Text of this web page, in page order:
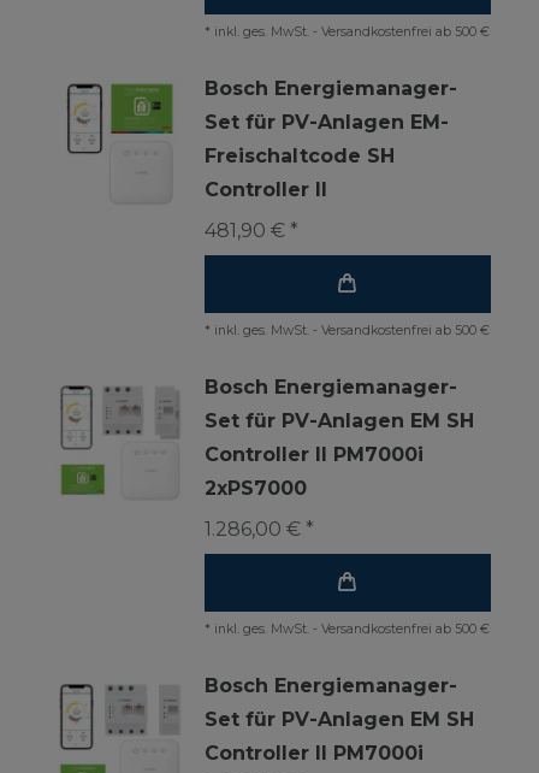
* inkl. ges. MwSt. - Versandkostenfrei ab 500 €
Bosch Energiemanager-
Set für PV-Anlagen EM-
Freischaltcode SH
Controller II
481,90 € *
* inkl. ges. MwSt. - Versandkostenfrei ab 500 €
Bosch Energiemanager-
Set für PV-Anlagen EM SH
Controller II PM7000i
2xPS7000
1.286,00 € *
* inkl. ges. MwSt. - Versandkostenfrei ab 500 €
Bosch Energiemanager-
Set für PV-Anlagen EM SH
Controller II PM7000i